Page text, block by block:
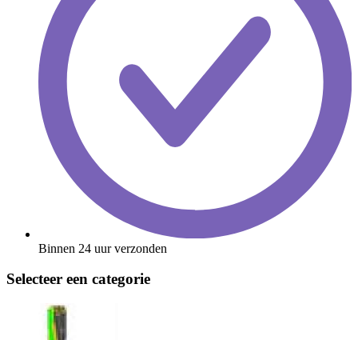
Binnen 24 uur verzonden
Selecteer een categorie